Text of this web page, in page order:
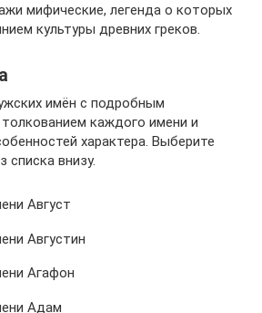
мифические, легенда о которых
культуры древних греков.
имён с подробным
каждого имени и
характера. Выберите
списка внизу.
Август
Августин
Агафон
Адам